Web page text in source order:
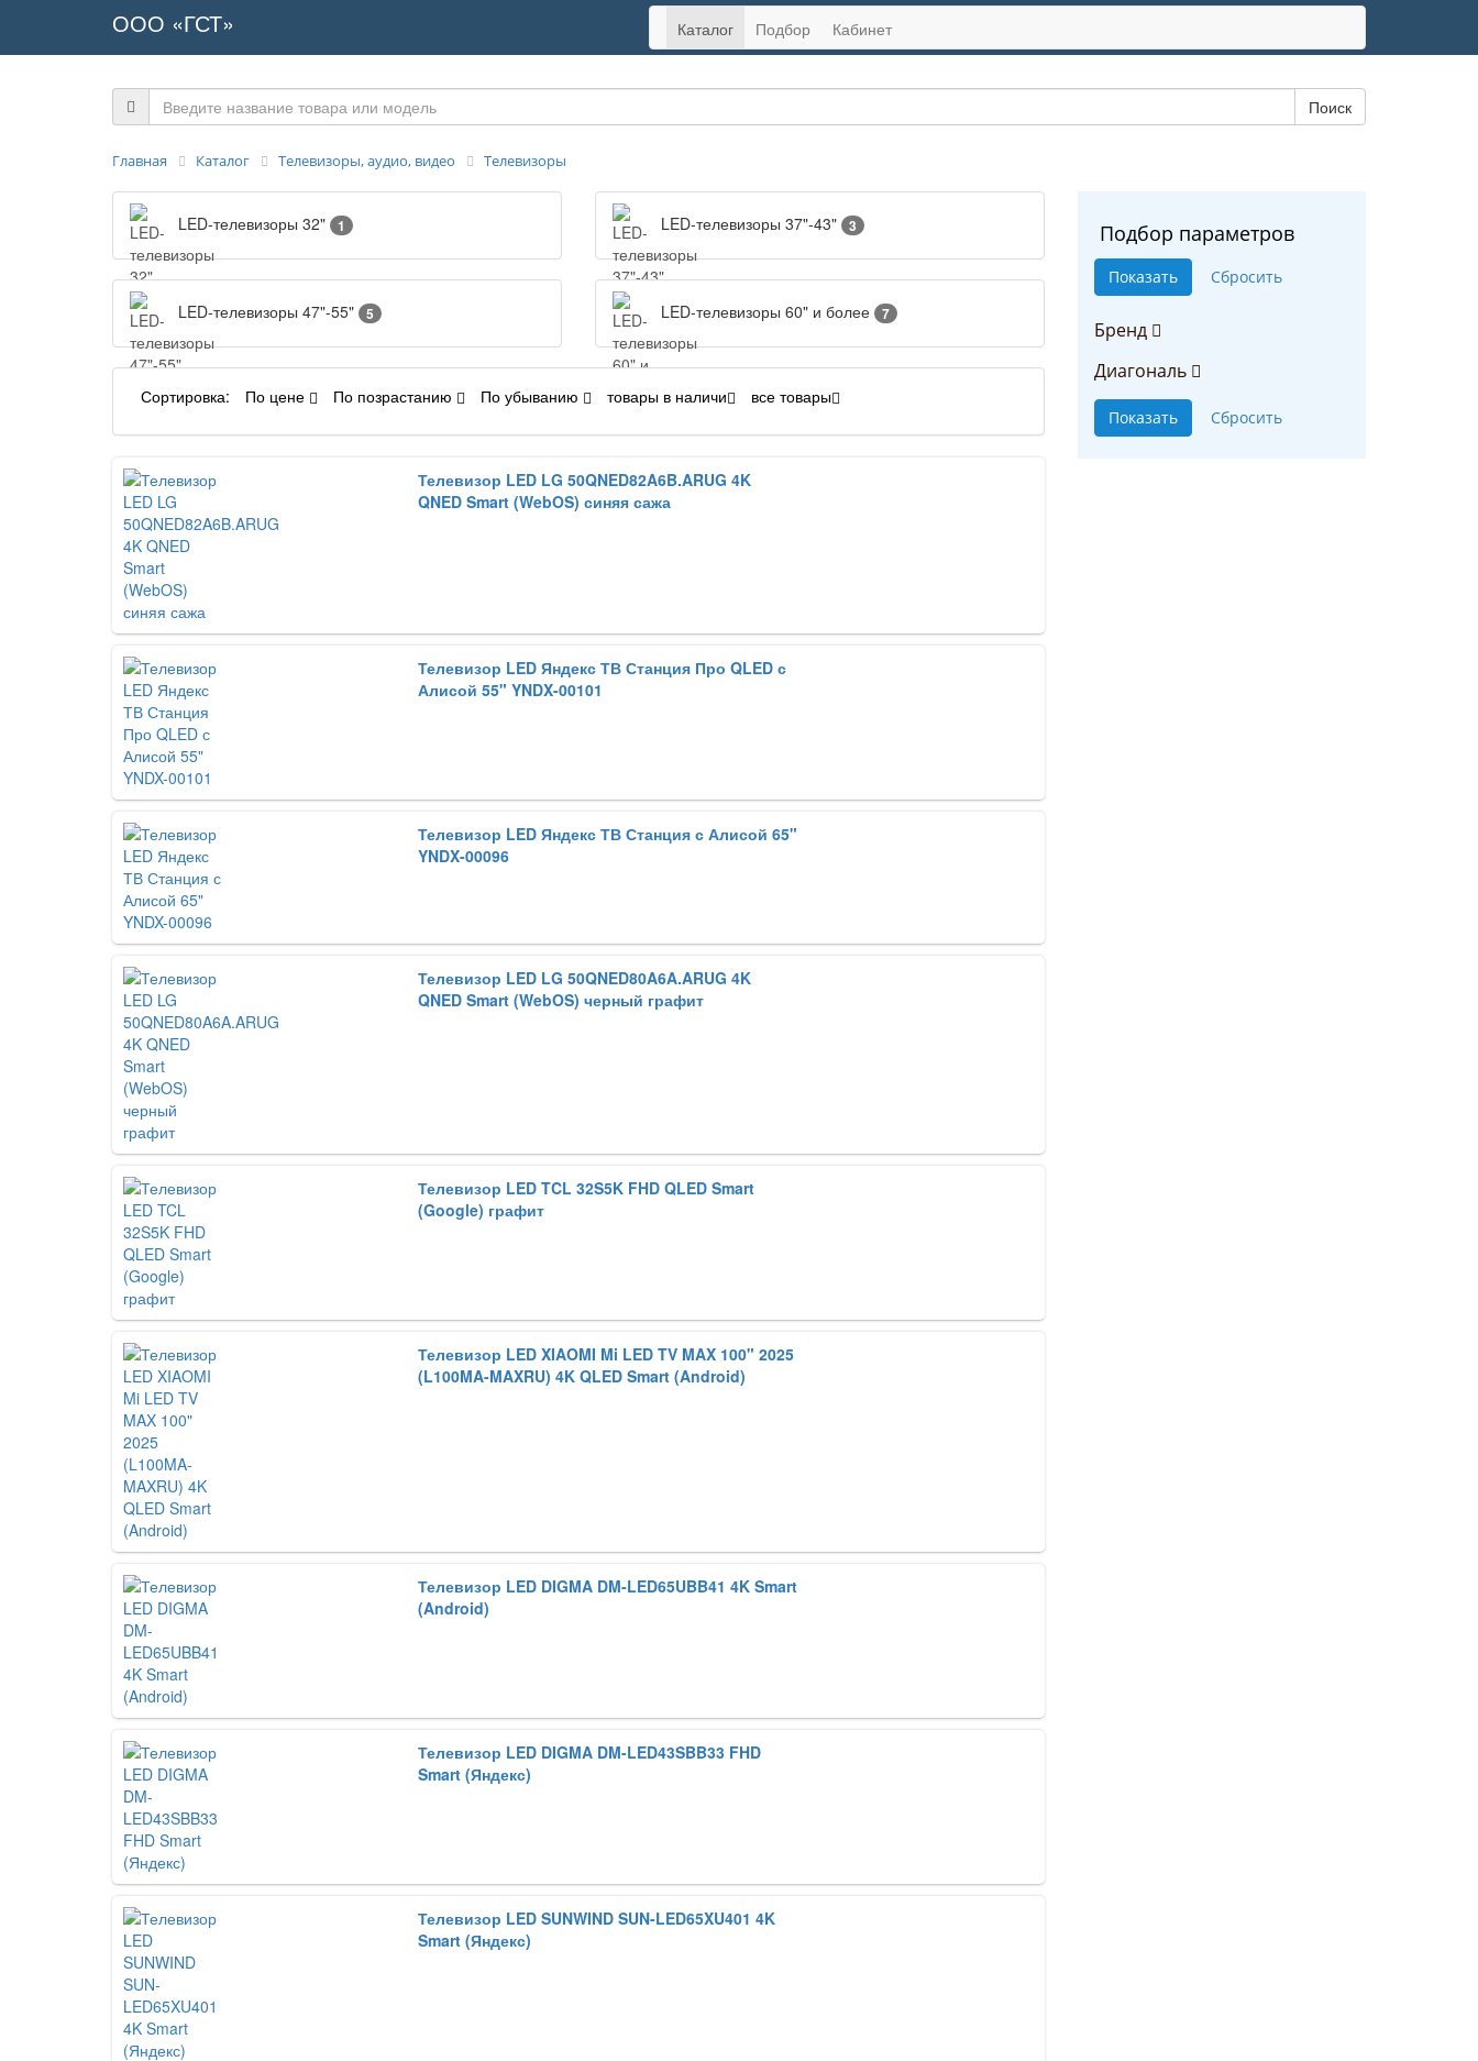
ООО «ГСТ» Каталог Подбор Кабинет
Главная Каталог Телевизоры, аудио, видео Телевизоры
Подбор параметров
Бренд
Диагональ
LED-телевизоры 32" 1 LED-телевизоры 37"-43" 3
LED-телевизоры 47"-55" 5 LED-телевизоры 60" и более 7
Сортировка: По цене По позрастанию По убыванию товары в наличи все товары
Телевизор LED LG 50QNED82A6B.ARUG 4K
QNED Smart (WebOS) синяя сажа
Телевизор LED Яндекс ТВ Станция Про QLED с
Алисой 55" YNDX-00101
Телевизор LED Яндекс ТВ Станция с Алисой 65"
YNDX-00096
Телевизор LED LG 50QNED80A6A.ARUG 4K
QNED Smart (WebOS) черный графит
Телевизор LED TCL 32S5K FHD QLED Smart
(Google) графит
Телевизор LED XIAOMI Mi LED TV MAX 100" 2025
(L100MA-MAXRU) 4K QLED Smart (Android)
Телевизор LED DIGMA DM-LED65UBB41 4K Smart
(Android)
Телевизор LED DIGMA DM-LED43SBB33 FHD
Smart (Яндекс)
Телевизор LED SUNWIND SUN-LED65XU401 4K
Smart (Яндекс)